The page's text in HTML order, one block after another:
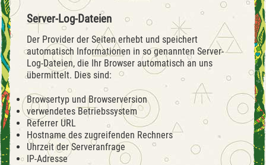
Server-Log-Dateien
Der Provider der Seiten erhebt und speichert
automatisch Informationen in so genannten Server-
Log-Dateien, die Ihr Browser automatisch an uns
übermittelt. Dies sind:
Browsertyp und Browserversion
verwendetes Betriebssystem
Referrer URL
Hostname des zugreifenden Rechners
Uhrzeit der Serveranfrage
IP-Adresse